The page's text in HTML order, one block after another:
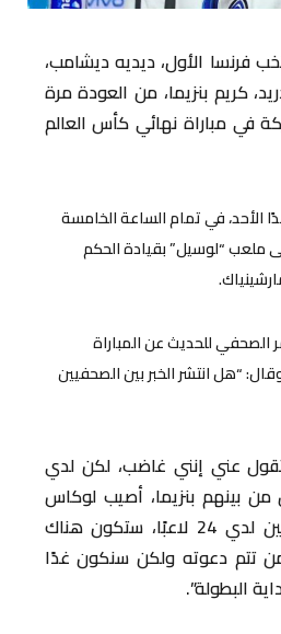
فرنسا الأول، ديديه ديشامب،
كريم بنزيما، من العودة مرة
في مباراة نهائي كأس العالم
الأحد، في تمام الساعة الخامسة
ملعب “لوسيل” بقيادة الحكم
للحديث عن المباراة
“هل انتشر الخبر بين الصحفيين
عني إنني غاضب، لكن لدي
بينهم بنزيما، أصيب لوكاس
هيرنانديز، منذ ذلك الحين لدي 24 لاعبًا، ستكون هناك
تتم دعوته ولكن سنكون غدًا